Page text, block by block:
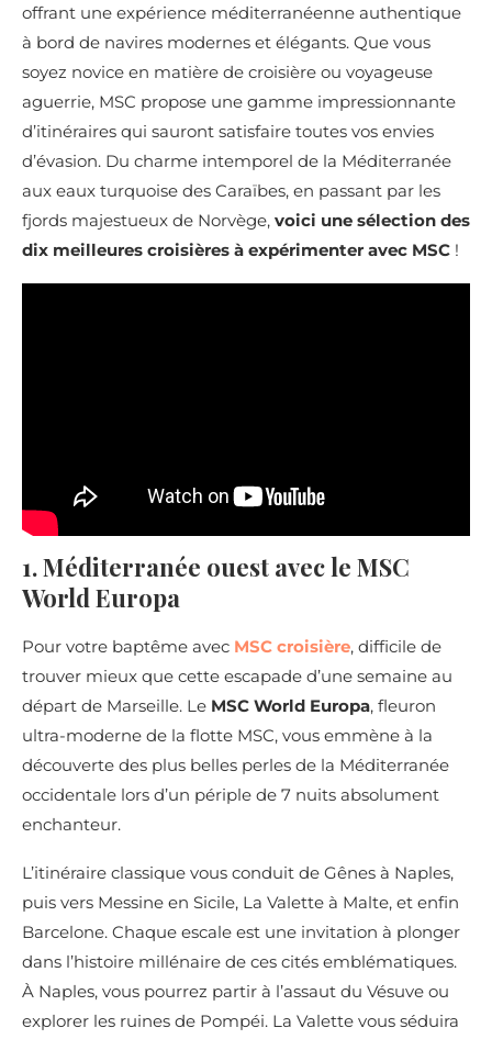
offrant une expérience méditerranéenne authentique
à bord de navires modernes et élégants. Que vous
soyez novice en matière de croisière ou voyageuse
aguerrie, MSC propose une gamme impressionnante
d’itinéraires qui sauront satisfaire toutes vos envies
d’évasion. Du charme intemporel de la Méditerranée
aux eaux turquoise des Caraïbes, en passant par les
fjords majestueux de Norvège, voici une sélection des
dix meilleures croisières à expérimenter avec MSC !
1. Méditerranée ouest avec le MSC
World Europa
Pour votre baptême avec MSC croisière, difficile de
trouver mieux que cette escapade d’une semaine au
départ de Marseille. Le MSC World Europa, fleuron
ultra-moderne de la flotte MSC, vous emmène à la
découverte des plus belles perles de la Méditerranée
occidentale lors d’un périple de 7 nuits absolument
enchanteur.
L’itinéraire classique vous conduit de Gênes à Naples,
puis vers Messine en Sicile, La Valette à Malte, et enfin
Barcelone. Chaque escale est une invitation à plonger
dans l’histoire millénaire de ces cités emblématiques.
À Naples, vous pourrez partir à l’assaut du Vésuve ou
explorer les ruines de Pompéi. La Valette vous séduira